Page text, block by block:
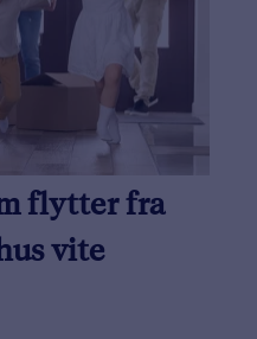
flytter fra
vite